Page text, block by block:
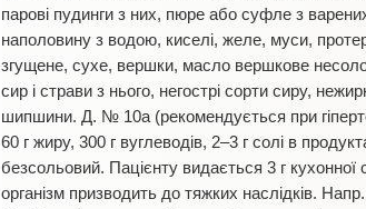
парові пудинги з них, пюре або суфле з варених
наполовину з водою, киселі, желе, муси,
згущене, сухе, вершки, масло вершкове
сир і страви з нього, негострі сорти сиру,
шипшини. Д. № 10а (рекомендується при
60 г жиру, 300 г вуглеводів, 2–3 г солі в
безсольовий. Пацієнту видається 3 г
організм призводить до тяжких наслідків.